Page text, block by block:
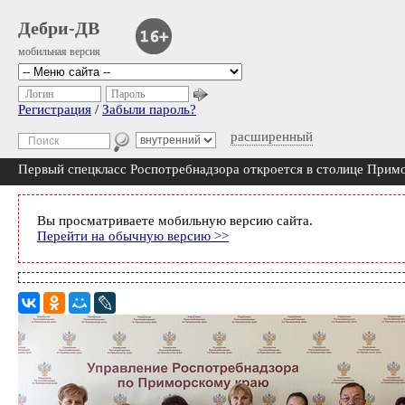
Дебри-ДВ
мобильная версия
расширенный
Логин Пароль
Регистрация / Забыли пароль?
Первый спецкласс Роспотребнадзора откроется в столице
Вы просматриваете мобильную версию сайта.
Перейти на обычную версию >>